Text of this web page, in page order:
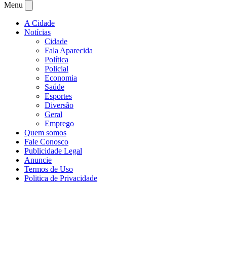
Menu
A Cidade
Notícias
Cidade
Fala Aparecida
Política
Policial
Economia
Saúde
Esportes
Diversão
Geral
Emprego
Quem somos
Fale Conosco
Publicidade Legal
Anuncie
Termos de Uso
Politica de Privacidade